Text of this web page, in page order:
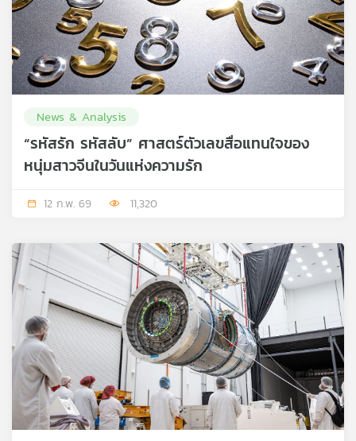
เกี่ยว
กับ
เรา
เครือ
ข่าย
ไทย
แผนที่
เครือ
ข่าย
News & Analysis
“รหัสรัก รหัสลับ” ศาสตร์ตัวเลขสื่อแทนใจของ
หนุ่มสาวจีนในวันแห่งความรัก
12 ก.พ. 69 11,320